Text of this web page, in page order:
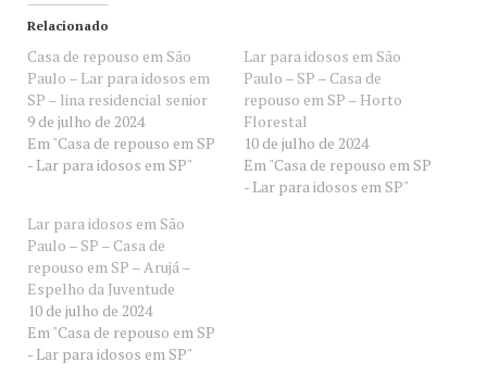
Relacionado
Casa de repouso em São
Paulo – Lar para idosos em
SP – lina residencial senior
9 de julho de 2024
Em "Casa de repouso em SP
- Lar para idosos em SP"
Lar para idosos em São
Paulo – SP – Casa de
repouso em SP – Horto
Florestal
10 de julho de 2024
Em "Casa de repouso em SP
- Lar para idosos em SP"
Lar para idosos em São
Paulo – SP – Casa de
repouso em SP – Arujá –
Espelho da Juventude
10 de julho de 2024
Em "Casa de repouso em SP
- Lar para idosos em SP"